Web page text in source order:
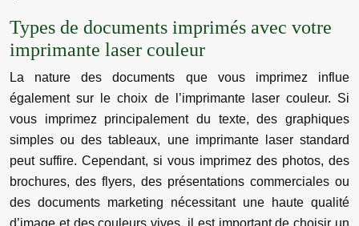
Types de documents imprimés avec votre
imprimante laser couleur
La nature des documents que vous imprimez influe
également sur le choix de l’imprimante laser couleur. Si
vous imprimez principalement du texte, des graphiques
simples ou des tableaux, une imprimante laser standard
peut suffire. Cependant, si vous imprimez des photos, des
brochures, des flyers, des présentations commerciales ou
des documents marketing nécessitant une haute qualité
d’image et des couleurs vives, il est important de choisir un